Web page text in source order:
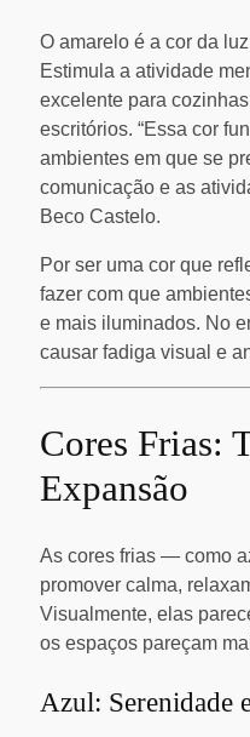
O amarelo é a cor da
Estimula a atividade
excelente para
escritórios. “Essa cor
ambientes em que se
comunicação e as
Beco Castelo.
Por ser uma cor que
fazer com que
e mais iluminados. No
causar fadiga visual e
Cores Frias:
Expansão
As cores frias — como
promover calma,
Visualmente, elas
os espaços pareçam
Azul: Serenidade